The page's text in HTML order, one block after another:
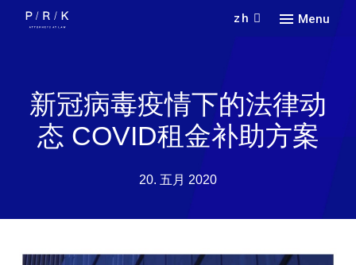
Menu
zh
新冠病毒疫情下的法律动
态 COVID租金补助方案
20. 五月 2020